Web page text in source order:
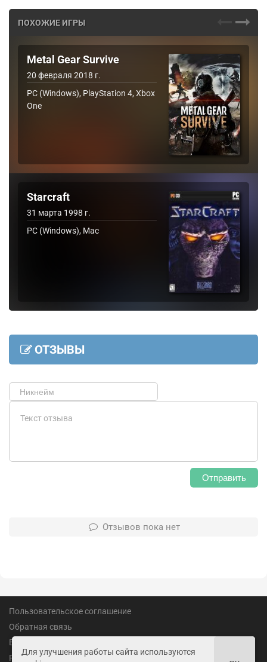
ПОХОЖИЕ ИГРЫ
Metal Gear Survive
20 февраля 2018 г.
PC (Windows), PlayStation 4, Xbox
One
Starcraft
31 марта 1998 г.
PC (Windows), Mac
ОТЗЫВЫ
Отправить
Отзывов пока нет
Для улучшения работы сайта используются
Пользовательское соглашение
Обратная связь
Вакансии
Реклама